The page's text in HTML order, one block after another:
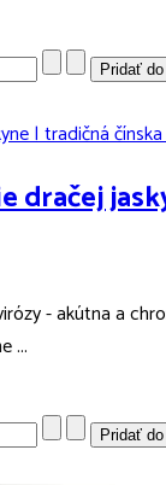
dračej
- akútna a
...